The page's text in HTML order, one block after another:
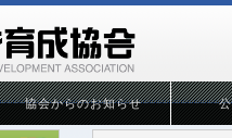
協会からのお知らせ